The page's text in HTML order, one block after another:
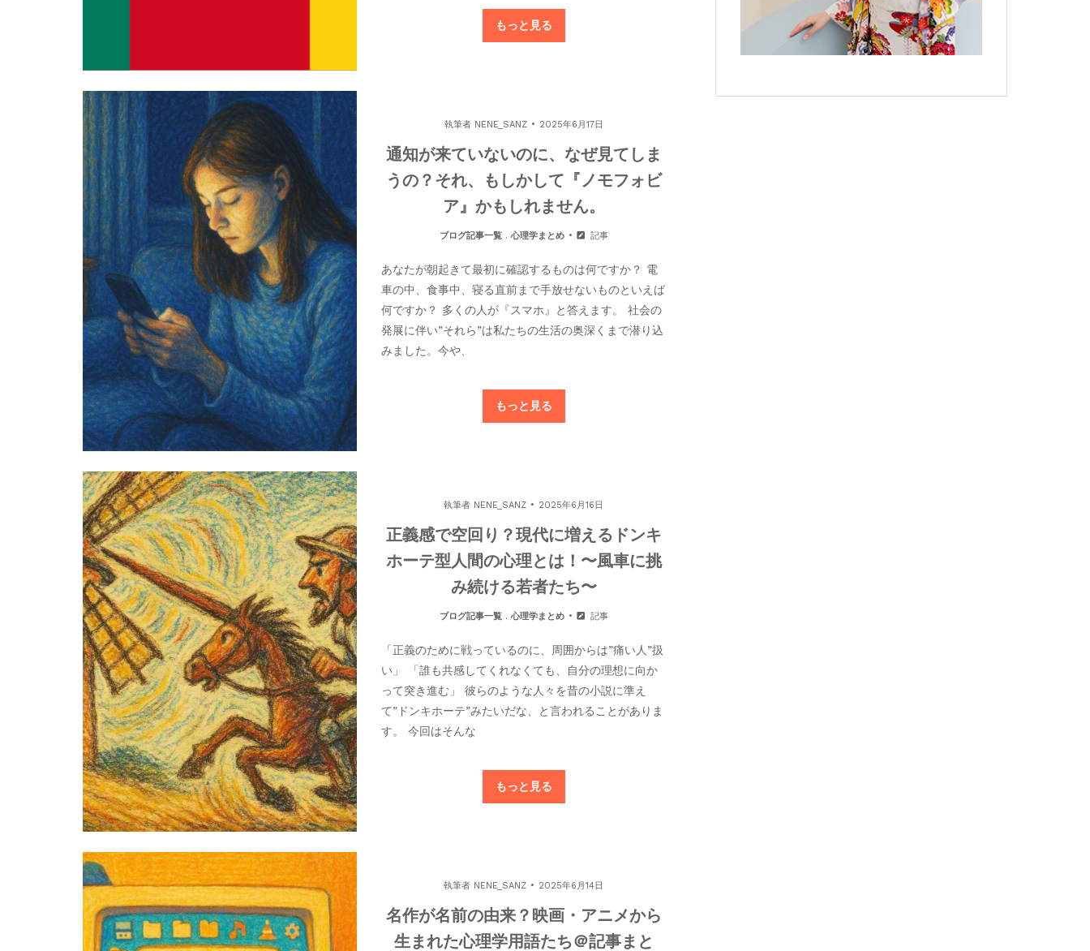
もっと見る
執筆者 NENE_SANZ 2025年6月17日
通知が来ていないのに、なぜ見てしま
うの？それ、もしかして『ノモフォビ
ア』かもしれません。
ブログ記事一覧 . 心理学まとめ 記事
あなたが朝起きて最初に確認するものは何ですか？ 電
車の中、食事中、寝る直前まで手放せないものといえば
何ですか？ 多くの人が『スマホ』と答えます。 社会の
発展に伴い”それら”は私たちの生活の奥深くまで潜り込
みました。今や、
もっと見る
執筆者 NENE_SANZ 2025年6月16日
正義感で空回り？現代に増えるドンキ
ホーテ型人間の心理とは！〜風車に挑
み続ける若者たち〜
ブログ記事一覧 . 心理学まとめ 記事
「正義のために戦っているのに、周囲からは”痛い人”扱
い」 「誰も共感してくれなくても、自分の理想に向か
って突き進む」 彼らのような人々を昔の小説に準え
て”ドンキホーテ”みたいだな、と言われることがありま
す。 今回はそんな
もっと見る
執筆者 NENE_SANZ 2025年6月14日
名作が名前の由来？映画・アニメから
生まれた心理学用語たち＠記事まと